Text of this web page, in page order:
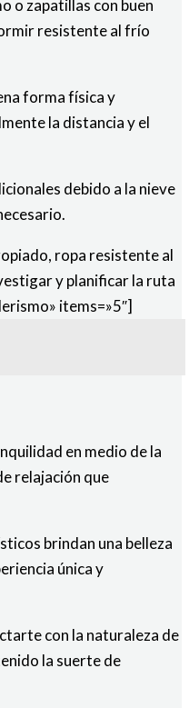
o zapatillas con buen
resistente al frío
forma física y
la distancia y el
debido a la nieve
ropa resistente al
y planificar la ruta
items=»5″]
en medio de la
relajación que
brindan una belleza
única y
con la naturaleza de
la suerte de